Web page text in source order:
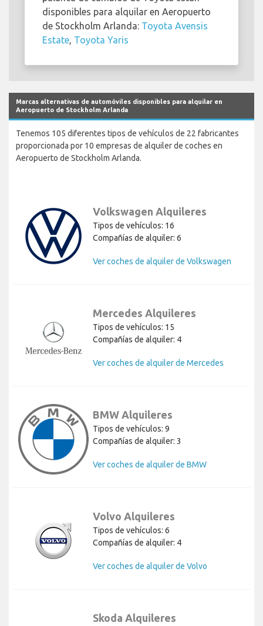
disponibles para alquilar en Aeropuerto
de Stockholm Arlanda: Toyota Avensis
Estate Toyota Yaris
Marcas alternativas de automóviles disponibles para alquilar en
Aeropuerto de Stockholm Arlanda
Tenemos 105 diferentes tipos de vehículos de 22 fabricantes
proporcionada por 10 empresas de alquiler de coches en
Aeropuerto de Stockholm Arlanda.
Volkswagen Alquileres
Tipos de vehículos: 16
Compañías de alquiler: 6
Ver coches de alquiler de Volkswagen
Mercedes Alquileres
Tipos de vehículos: 15
Compañías de alquiler: 4
Ver coches de alquiler de Mercedes
BMW Alquileres
Tipos de vehículos: 9
Compañías de alquiler: 3
Ver coches de alquiler de BMW
Volvo Alquileres
Tipos de vehículos: 6
Compañías de alquiler: 4
Ver coches de alquiler de Volvo
Skoda Alquileres